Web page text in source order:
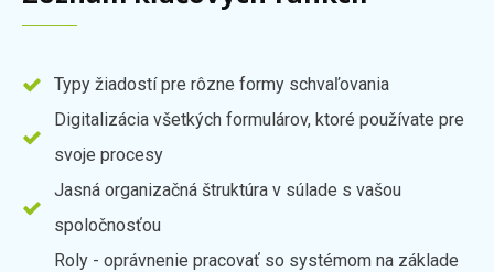
Typy žiadostí pre rôzne formy schvaľovania
Digitalizácia všetkých formulárov, ktoré používate pre
svoje procesy
Jasná organizačná štruktúra v súlade s vašou
spoločnosťou
Roly - oprávnenie pracovať so systémom na základe